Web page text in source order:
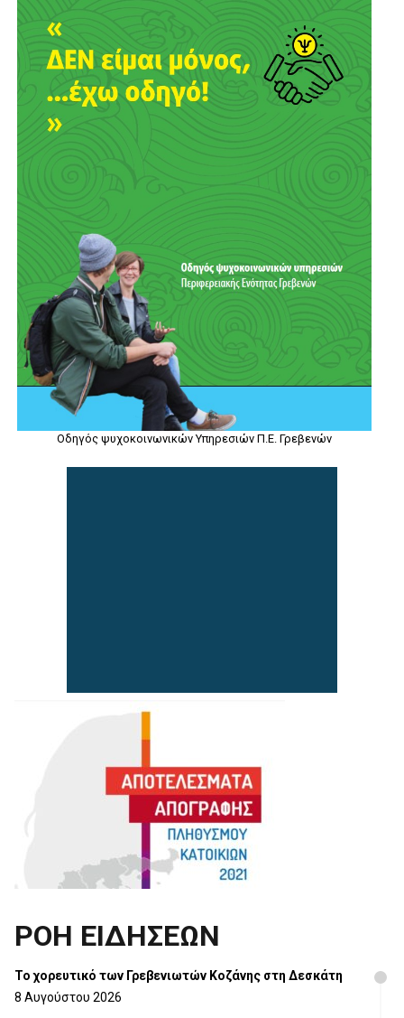
Οδηγός ψυχοκοινωνικών Υπηρεσιών Π.Ε. Γρεβενών
ΡΟΗ ΕΙΔΗΣΕΩΝ
Το χορευτικό των Γρεβενιωτών Κοζάνης στη Δεσκάτη
8 Αυγούστου 2026